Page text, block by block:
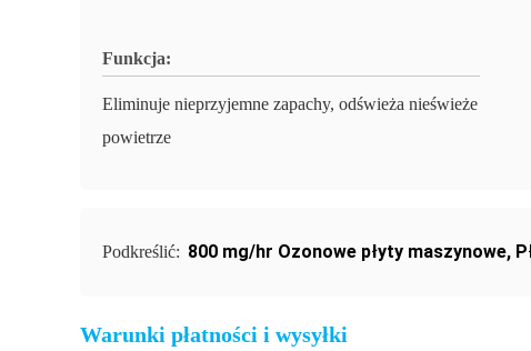
Funkcja:
Eliminuje nieprzyjemne zapachy, odświeża nieświeże
powietrze
Podkreślić: 800 mg/hr Ozonowe płyty maszynowe,
Warunki płatności i wysyłki